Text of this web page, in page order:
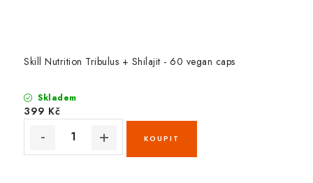
Skill Nutrition Tribulus + Shilajit - 60 vegan caps
Skladem
399 Kč